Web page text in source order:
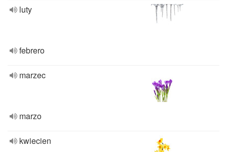
luty
febrero
marzec
marzo
kwiecien